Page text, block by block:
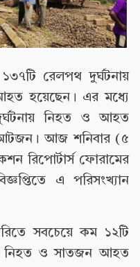
রেলপথ দুর্ঘটনায়
হয়েছেন। এর মধ্যে
দুর্ঘটনায় নিহত ও আহত
আজ শনিবার (৫
রিপোর্টার্স ফোরামের
এ পরিসংখ্যান
সবচেয়ে কম ১২টি
নিহত ও সাতজন আহত